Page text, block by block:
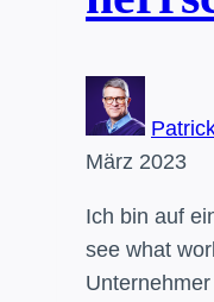
März 2023
Ich bin auf
see what